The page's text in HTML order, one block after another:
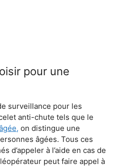
pour une
surveillance pour les
anti-chute tels que le
on distingue une
âgées. Tous ces
d’appeler à l’aide en cas de
peut faire appel à